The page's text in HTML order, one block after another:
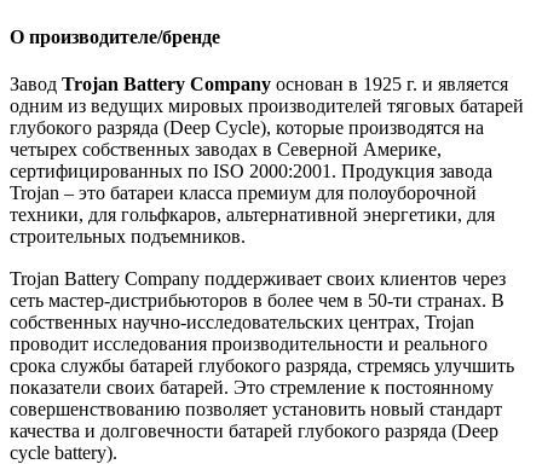
О производителе/бренде
Завод Trojan Battery Company основан в 1925 г. и является
одним из ведущих мировых производителей тяговых батарей
глубокого разряда (Deep Cycle), которые производятся на
четырех собственных заводах в Северной Америке,
сертифицированных по ISO 2000:2001. Продукция завода
Trojan – это батареи класса премиум для полоуборочной
техники, для гольфкаров, альтернативной энергетики, для
строительных подъемников.
Trojan Battery Company поддерживает своих клиентов через
сеть мастер-дистрибьюторов в более чем в 50-ти странах. В
собственных научно-исследовательских центрах, Trojan
проводит исследования производительности и реального
срока службы батарей глубокого разряда, стремясь улучшить
показатели своих батарей. Это стремление к постоянному
совершенствованию позволяет установить новый стандарт
качества и долговечности батарей глубокого разряда (Deep
cycle battery).